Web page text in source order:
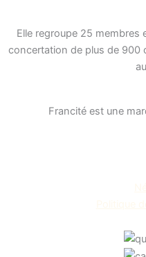
k
-
a
m
n
Elle regroupe 25 membres
concertation de plus de 900
Francité est une